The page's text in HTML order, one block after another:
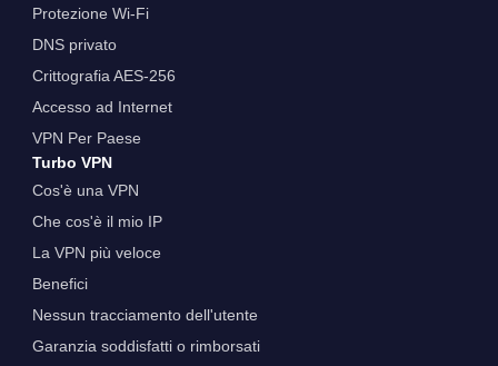
Protezione Wi-Fi
DNS privato
Crittografia AES-256
Accesso ad Internet
VPN Per Paese
Turbo VPN
Cos'è una VPN
Che cos'è il mio IP
La VPN più veloce
Benefici
Nessun tracciamento dell'utente
Garanzia soddisfatti o rimborsati